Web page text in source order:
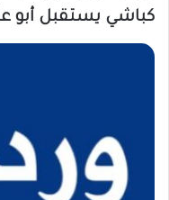
كباشي يستقبل أبو